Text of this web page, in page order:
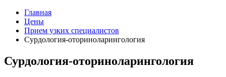
Главная
Цены
Прием узких специалистов
Сурдология-оториноларингология
Сурдология-оториноларингология